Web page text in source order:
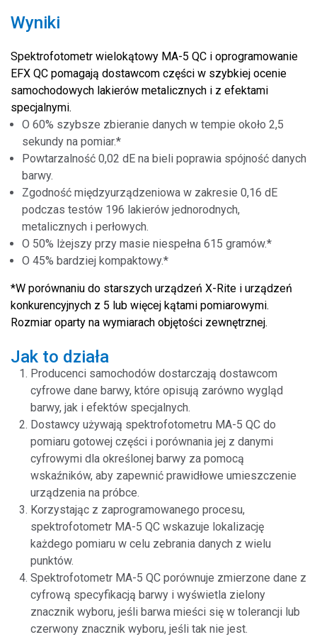
Wyniki
Spektrofotometr wielokątowy MA-5 QC i oprogramowanie
EFX QC pomagają dostawcom części w szybkiej ocenie
samochodowych lakierów metalicznych i z efektami
specjalnymi.
O 60% szybsze zbieranie danych w tempie około 2,5
sekundy na pomiar.*
Powtarzalność 0,02 dE na bieli poprawia spójność danych
barwy.
Zgodność międzyurządzeniowa w zakresie 0,16 dE
podczas testów 196 lakierów jednorodnych,
metalicznych i perłowych.
O 50% lżejszy przy masie niespełna 615 gramów.*
O 45% bardziej kompaktowy.*
*W porównaniu do starszych urządzeń X-Rite i urządzeń
konkurencyjnych z 5 lub więcej kątami pomiarowymi.
Rozmiar oparty na wymiarach objętości zewnętrznej.
Jak to działa
Producenci samochodów dostarczają dostawcom
cyfrowe dane barwy, które opisują zarówno wygląd
barwy, jak i efektów specjalnych.
Dostawcy używają spektrofotometru MA-5 QC do
pomiaru gotowej części i porównania jej z danymi
cyfrowymi dla określonej barwy za pomocą
wskaźników, aby zapewnić prawidłowe umieszczenie
urządzenia na próbce.
Korzystając z zaprogramowanego procesu,
spektrofotometr MA-5 QC wskazuje lokalizację
każdego pomiaru w celu zebrania danych z wielu
punktów.
Spektrofotometr MA-5 QC porównuje zmierzone dane z
cyfrową specyfikacją barwy i wyświetla zielony
znacznik wyboru, jeśli barwa mieści się w tolerancji lub
czerwony znacznik wyboru, jeśli tak nie jest.